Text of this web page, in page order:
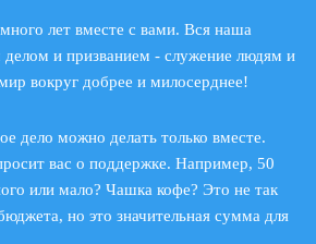
лет вместе с вами. Вся наша
и призванием - служение людям и
вокруг добрее и милосерднее!
дело можно делать только вместе.
вас о поддержке. Например, 50
или мало? Чашка кофе? Это не так
но это значительная сумма для